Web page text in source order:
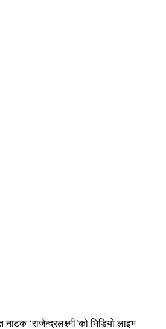
‘राजेन्द्रलक्ष्मी’को भिडियो लाइभ